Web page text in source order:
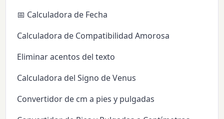
📅 Calculadora de Fecha
Calculadora de Compatibilidad Amorosa
Eliminar acentos del texto
Calculadora del Signo de Venus
Convertidor de cm a pies y pulgadas